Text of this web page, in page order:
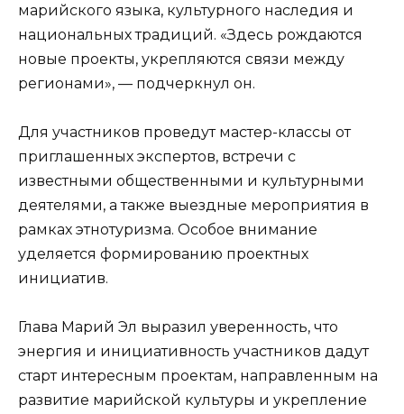
марийского языка, культурного наследия и
национальных традиций. «Здесь рождаются
новые проекты, укрепляются связи между
регионами», — подчеркнул он.
Для участников проведут мастер-классы от
приглашенных экспертов, встречи с
известными общественными и культурными
деятелями, а также выездные мероприятия в
рамках этнотуризма. Особое внимание
уделяется формированию проектных
инициатив.
Глава Марий Эл выразил уверенность, что
энергия и инициативность участников дадут
старт интересным проектам, направленным на
развитие марийской культуры и укрепление